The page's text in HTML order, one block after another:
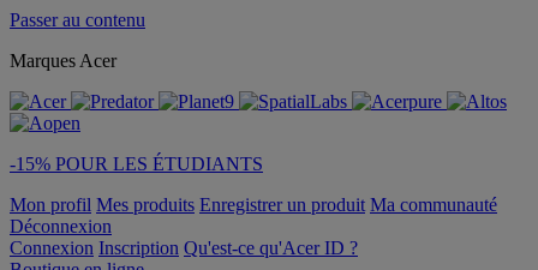
Passer au contenu
Marques Acer
-15% POUR LES ÉTUDIANTS
Mon profil Mes produits Enregistrer un produit Ma communauté
Déconnexion
Connexion Inscription Qu'est-ce qu'Acer ID ?